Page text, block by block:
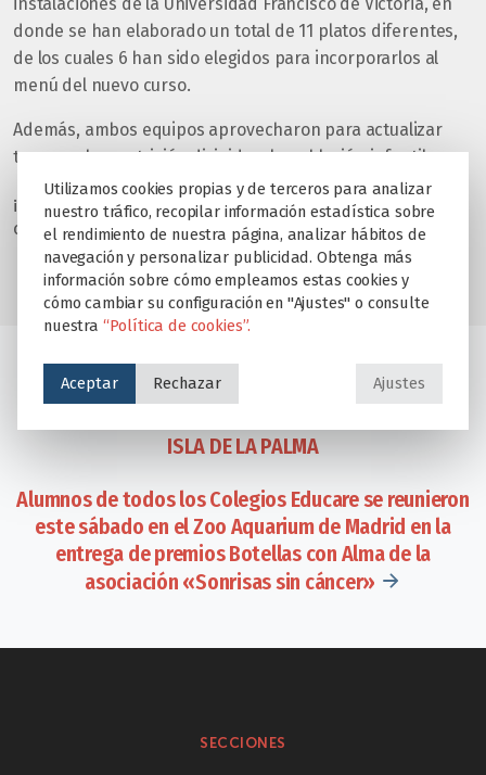
donde se han elaborado un total de 11 platos diferentes,
de los cuales 6 han sido elegidos para incorporarlos al
menú del nuevo curso.
Además, ambos equipos aprovecharon para actualizar
temas sobre nutrición dirigida a la población infantil.
¡¡Deseando arrancar el nuevo curso para todos nuestros
comensales!!
EL COLEGIO ANTANES ORGANIZA UNA CARRERA
ISLA DE LA PALMA
Alumnos de todos los Colegios Educare se reunieron
este sábado en el Zoo Aquarium de Madrid en la
entrega de premios Botellas con Alma de la
asociación «Sonrisas sin cáncer»
SECCIONES
Utilizamos cookies propias y de terceros para analizar
nuestro tráfico, recopilar información estadística sobre
el rendimiento de nuestra página, analizar hábitos de
navegación y personalizar publicidad. Obtenga más
información sobre cómo empleamos estas cookies y
cómo cambiar su configuración en "Ajustes" o consulte
nuestra “Política de cookies”.
Aceptar Rechazar Ajustes